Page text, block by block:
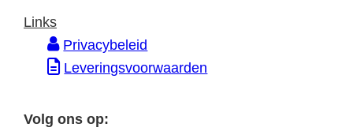
e
Links
Privacybeleid
Leveringsvoorwaarden
Volg ons op: